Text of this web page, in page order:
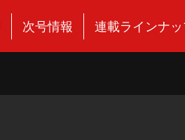
次号情報 連載ラインナ